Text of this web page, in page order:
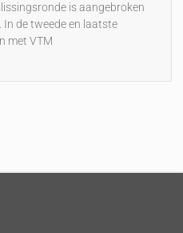
is aangebroken
In de tweede en laatste
met VTM